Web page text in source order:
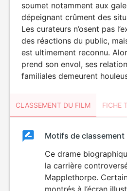
soumet notamment aux
dépeignant crûment des
Les curateurs n’osent pas
des réactions du public,
est ultimement reconnu.
prend son envol, ses
familiales demeurent
CLASSEMENT DU FILM FICHE
ClassementClassement
Motifs de classement
Ce drame
la carrière
Mapplethorpe.
montrés à l’écran